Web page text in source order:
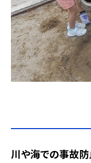
川や海での事故